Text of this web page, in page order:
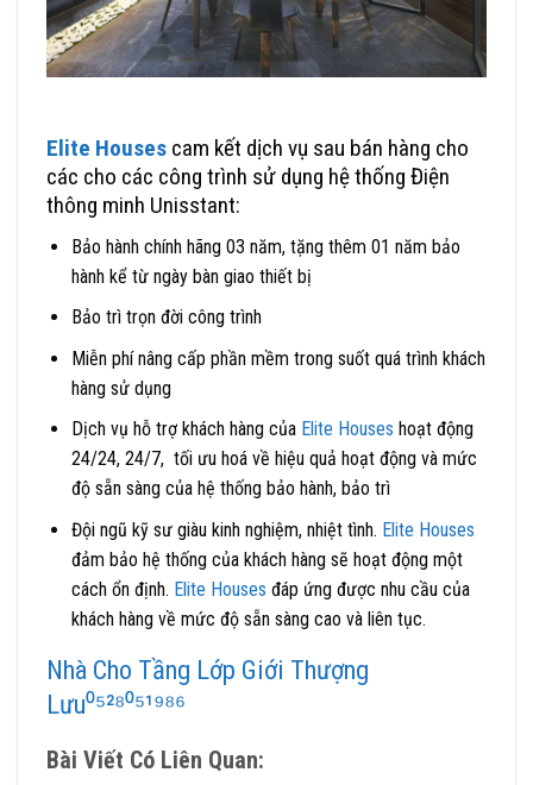
Elite Houses cam kết dịch vụ sau bán hàng cho
các cho các công trình sử dụng hệ thống Điện
thông minh Unisstant:
Bảo hành chính hãng 03 năm, tặng thêm 01 năm bảo
hành kể từ ngày bàn giao thiết bị
Bảo trì trọn đời công trình
Miễn phí nâng cấp phần mềm trong suốt quá trình khách
hàng sử dụng
Dịch vụ hỗ trợ khách hàng của Elite Houses hoạt động
24/24, 24/7, tối ưu hoá về hiệu quả hoạt động và mức
độ sẵn sàng của hệ thống bảo hành, bảo trì
Đội ngũ kỹ sư giàu kinh nghiệm, nhiệt tình. Elite Houses
đảm bảo hệ thống của khách hàng sẽ hoạt động một
cách ổn định. Elite Houses đáp ứng được nhu cầu của
khách hàng về mức độ sẵn sàng cao và liên tục.
Nhà Cho Tầng Lớp Giới Thượng
Lưu⁰⁵²⁸⁰⁵¹⁹⁸⁶
Bài Viết Có Liên Quan: